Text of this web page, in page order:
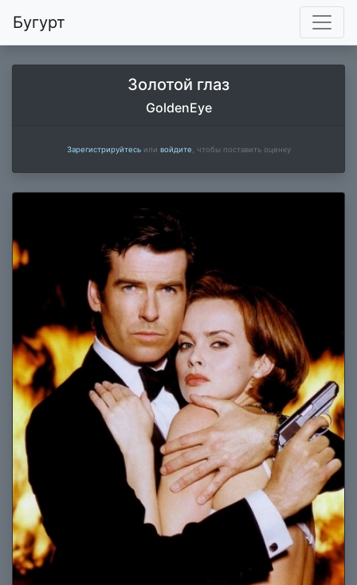
Бугурт
Золотой глаз
GoldenEye
Зарегистрируйтесьили войдите , чтобы поставить оценку